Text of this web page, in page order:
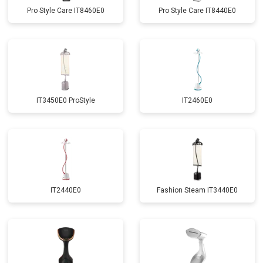
Pro Style Care IT8460E0 Pro Style Care IT8440E0
IT3450E0 ProStyle IT2460E0
IT2440E0 Fashion Steam IT3440E0